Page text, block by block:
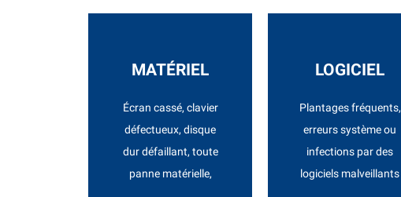
MATÉRIEL
Écran cassé, clavier
défectueux, disque
dur défaillant, toute
panne matérielle,
dysfonctionnement.
LOGICIEL
Plantages fréquents,
erreurs système ou
infections par des
logiciels malveillants